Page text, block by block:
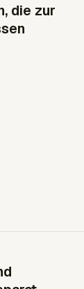
die zur